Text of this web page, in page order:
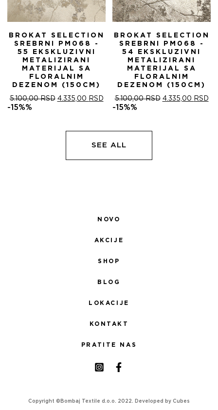
BROKAT SELECTION
SREBRNI PM068 -
55 EKSKLUZIVNI
METALIZIRANI
MATERIJAL SA
FLORALNIM
DEZENOM (150CM)
5.100,00RSD ОРИГИНАЛНА
5.100,00 RSD.
4.335,00 RSDТРЕНУТНА
ЦЕНА
-15%%
BROKAT SELECTION
SREBRNI PM068 -
54 EKSKLUZIVNI
METALIZIRANI
MATERIJAL SA
FLORALNIM
DEZENOM (150CM)
5.100,00RSD ОРИГИНАЛНА
4.335,00 RSD
-15%%
SEE ALL
NOVO
AKCIJE
SHOP
BLOG
LOKACIJE
KONTAKT
PRATITE NAS
Copyright ©Bombaj Textile d.o.o. 2022. Developed by Cubes